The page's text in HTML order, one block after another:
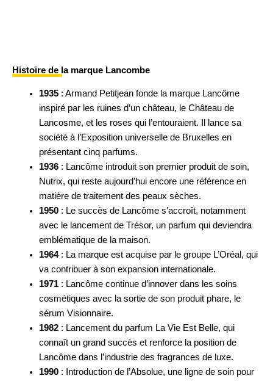
Histoire de la marque Lancombe
1935: Armand Petitjean fonde la marque Lancôme
inspiré par les ruines d’un château, le Château de
Lancosme, et les roses qui l’entouraient. Il lance sa
société à l’Exposition universelle de Bruxelles en
présentant cinq parfums.
1936: Lancôme introduit son premier produit de soin,
Nutrix, qui reste aujourd’hui encore une référence en
matière de traitement des peaux sèches.
1950: Le succès de Lancôme s’accroît, notamment
avec le lancement de Trésor, un parfum qui deviendra
emblématique de la maison.
1964: La marque est acquise par le groupe L’Oréal, qui
va contribuer à son expansion internationale.
1971: Lancôme continue d’innover dans les soins
cosmétiques avec la sortie de son produit phare, le
sérum Visionnaire.
1982: Lancement du parfum La Vie Est Belle, qui
connaît un grand succès et renforce la position de
Lancôme dans l’industrie des fragrances de luxe.
1990: Introduction de l’Absolue, une ligne de soin pour